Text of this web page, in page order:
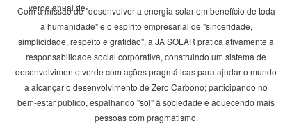
verde anual de
Com a missão de "desenvolver a energia solar em benefício de toda
a humanidade" e o espírito empresarial de "sinceridade,
simplicidade, respeito e gratidão", a JA SOLAR pratica ativamente a
responsabilidade social corporativa, construindo um sistema de
desenvolvimento verde com ações pragmáticas para ajudar o mundo
a alcançar o desenvolvimento de Zero Carbono; participando no
bem-estar público, espalhando "sol" à sociedade e aquecendo mais
pessoas com pragmatismo.